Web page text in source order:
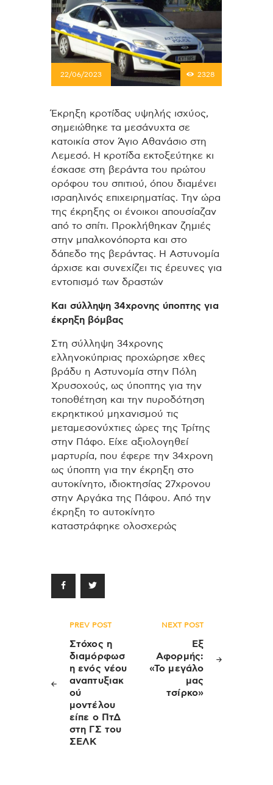
22/06/2023 2328
Έκρηξη κροτίδας υψηλής ισχύος,
σημειώθηκε τα μεσάνυχτα σε
κατοικία στον Άγιο Αθανάσιο στη
Λεμεσό. Η κροτίδα εκτοξεύτηκε κι
έσκασε στη βεράντα του πρώτου
ορόφου του σπιτιού, όπου διαμένει
ισραηλινός επιχειρηματίας. Την ώρα
της έκρηξης οι ένοικοι απουσίαζαν
από το σπίτι. Προκλήθηκαν ζημιές
στην μπαλκονόπορτα και στο
δάπεδο της βεράντας. Η Αστυνομία
άρχισε και συνεχίζει τις έρευνες για
εντοπισμό των δραστών
Και σύλληψη 34χρονης ύποπτης για
έκρηξη βόμβας
Στη σύλληψη 34χρονης
ελληνοκύπριας προχώρησε χθες
βράδυ η Αστυνομία στην Πόλη
Χρυσοχούς, ως ύποπτης για την
τοποθέτηση και την πυροδότηση
εκρηκτικού μηχανισμού τις
μεταμεσονύχτιες ώρες της Τρίτης
στην Πάφο. Είχε αξιολογηθεί
μαρτυρία, που έφερε την 34χρονη
ως ύποπτη για την έκρηξη στο
αυτοκίνητο, ιδιοκτησίας 27χρονου
στην Αργάκα της Πάφου. Από την
έκρηξη το αυτοκίνητο
καταστράφηκε ολοσχερώς
Πλοήγηση
άρθρων
PREV POST
Στόχος η
διαμόρφωσ
η ενός νέου
αναπτυξιακ
ού
μοντέλου
είπε ο ΠτΔ
στη ΓΣ του
ΣΕΛΚ
NEXT POST
Εξ
Αφορμής:
«Το μεγάλο
μας
τσίρκο»